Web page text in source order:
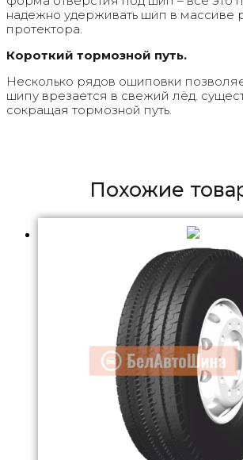
надежно удерживать шип в массиве
протектора.
Короткий тормозной путь.
Несколько рядов ошиповки
шипу врезается в свежий лёд.
сокращая тормозной путь.
Похожие